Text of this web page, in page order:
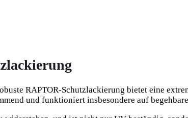
RAPTOR-Schutzlackierung bietet eine
und funktioniert insbesondere auf